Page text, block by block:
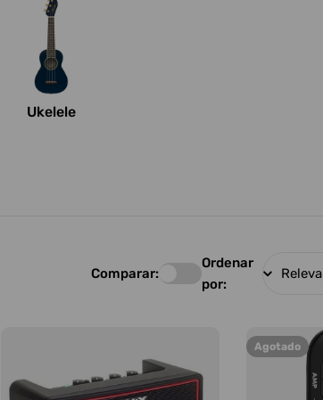
Ukelele
Comparar:
Ordenar
por:
Agotado